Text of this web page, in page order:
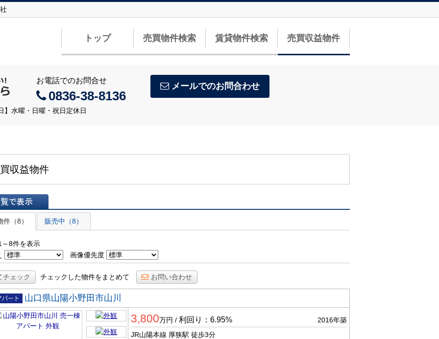
トップ 売買物件検索 賃貸物件検索 売買収益物件
お電話でのお問合せ
0836-38-8136
メールでのお問合わせ
】水曜・日曜・祝日定休日
収益物件
示
件（8）
販売中（8）
～8件を表示
画像優先度
チェック チェックした物件をまとめて お問い合わせ
棟ア
ト
山口県山陽小野田市山川
3,800万円 / 利回り：6.95%
2016年築
JR山陽本線 厚狭駅 徒歩3分